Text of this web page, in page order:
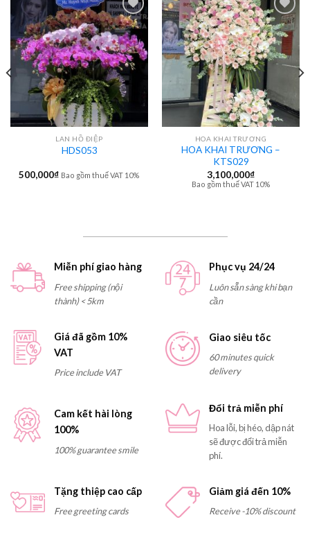
LAN HỒ ĐIỆP
HDS053
500,000₫ Bao gồm thuế VAT 10%
HOA KHAI TRƯƠNG
HOA KHAI TRƯƠNG –
KTS029
3,100,000₫
Bao gồm thuế VAT 10%
Miễn phí giao hàng
Free shipping (nội
thành) < 5km
Phục vụ 24/24
Luôn sẵn sàng khi bạn
cần
Giá đã gồm 10%
VAT
Price include VAT
Giao siêu tốc
60 minutes quick
delivery
Cam kết hài lòng
100%
100% guarantee smile
Đổi trả miễn phí
Hoa lỗi, bị héo, dập nát
sẽ được đổi trả miễn
phí.
Tặng thiệp cao cấp
Free greeting cards
Giảm giá đến 10%
Receive -10% discount